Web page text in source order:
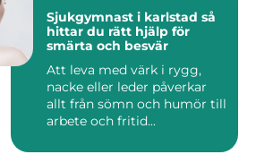
Sjukgymnast i karlstad så
hittar du rätt hjälp för
smärta och besvär
Att leva med värk i rygg,
nacke eller leder påverkar
allt från sömn och humör till
arbete och fritid...